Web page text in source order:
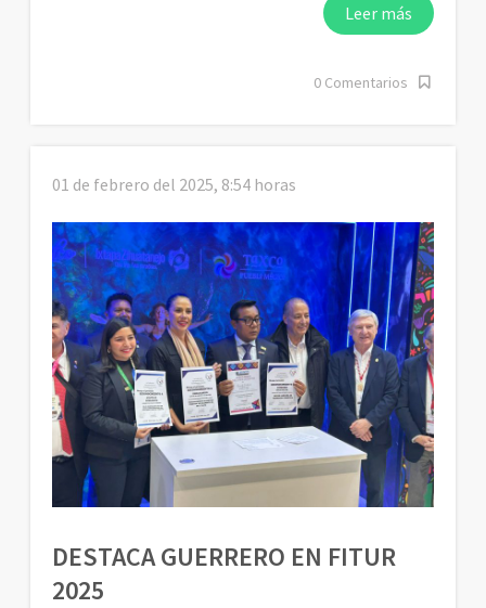
Leer más
0 Comentarios
01 de febrero del 2025, 8:54 horas
DESTACA GUERRERO EN FITUR
2025